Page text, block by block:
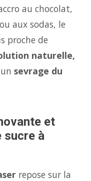
au chocolat,
aux sodas, le
proche de
naturelle,
sevrage du
et
sucre à
repose sur la